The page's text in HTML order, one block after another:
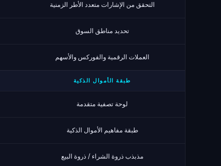
التحقق من الإشارات متعدد الأطر الزمنية
تحديد مناطق السوق
العملات الرقمية والفوركس والأسهم
طبقة الأموال الذكية
لوحة تصفية متقدمة
طبقة مفاهيم الأموال الذكية
مذبذب ذروة الشراء / ذروة البيع